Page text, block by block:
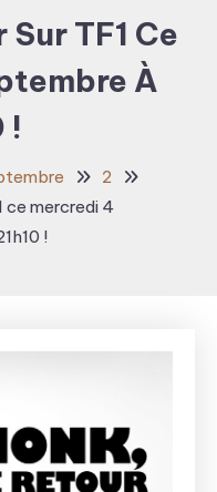
TF1 Ce
À
!
2
ce mercredi 4
!